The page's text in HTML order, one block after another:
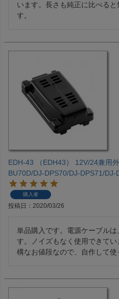
います。長さも純正に比べる
す。
EDH-43 （EDH43） 12V/24兼用
BU70D/DJ-DPS70/DJ-DPS71/DJ-
購入者
投稿日 2020/03/26
単品購入です。電源ケーブル
す。ノイズもなく使用できてい
構なお値段なので、自作して使